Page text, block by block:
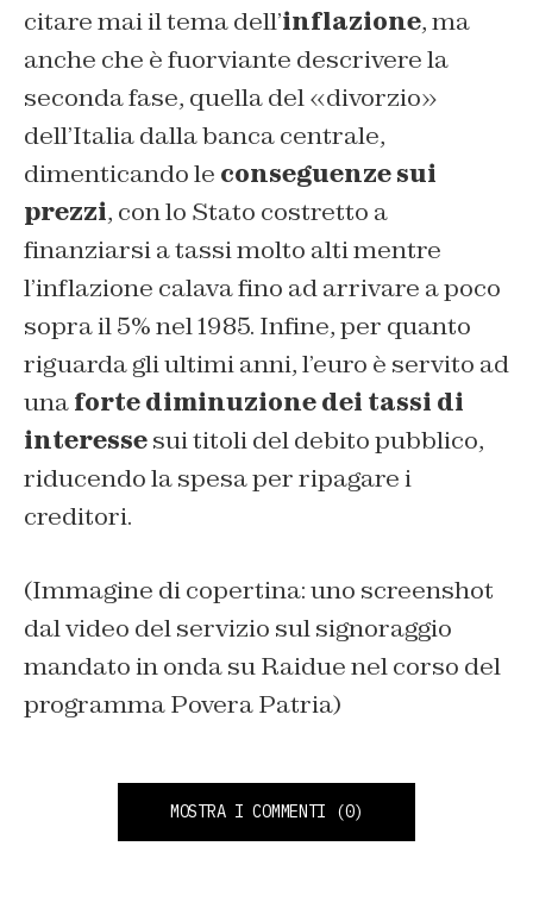
citare mai il tema dell’inflazione, ma
anche che è fuorviante descrivere la
seconda fase, quella del «divorzio»
dell’Italia dalla banca centrale,
dimenticando le conseguenze sui
prezzi, con lo Stato costretto a
finanziarsi a tassi molto alti mentre
l’inflazione calava fino ad arrivare a poco
sopra il 5% nel 1985. Infine, per quanto
riguarda gli ultimi anni, l’euro è servito ad
unaforte diminuzione dei tassi di
interessesui titoli del debito pubblico,
riducendo la spesa per ripagare i
creditori.
(Immagine di copertina: uno screenshot
dal video del servizio sul signoraggio
mandato in onda su Raidue nel corso del
programma Povera Patria)
MOSTRA I COMMENTI (0)